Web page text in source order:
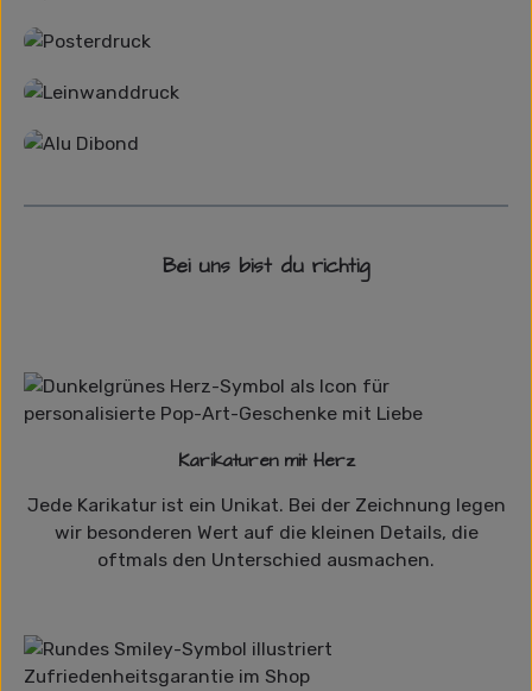
Bei uns bist du richtig
Karikaturen mit Herz
Jede Karikatur ist ein Unikat. Bei der Zeichnung legen
wir besonderen Wert auf die kleinen Details, die
oftmals den Unterschied ausmachen.